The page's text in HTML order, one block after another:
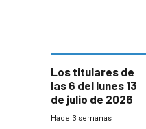
Los titulares de
las 6 del lunes 13
de julio de 2026
Hace 3 semanas